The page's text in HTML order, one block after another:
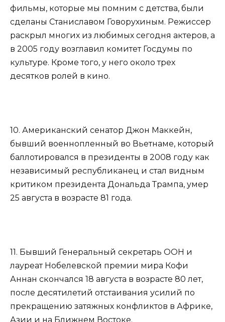
фильмы, которые мы помним с детства, были
сделаны Станиславом Говорухиным. Режиссер
раскрыл многих из любимых сегодня актеров, а
в 2005 году возглавил комитет Госдумы по
культуре. Кроме того, у него около трех
десятков ролей в кино.
10. Американский сенатор Джон Маккейн,
бывший военнопленный во Вьетнаме, который
баллотировался в президенты в 2008 году как
независимый республиканец и стал видным
критиком президента Дональда Трампа, умер
25 августа в возрасте 81 года.
11. Бывший Генеральный секретарь ООН и
лауреат Нобелевской премии мира Кофи
Аннан скончался 18 августа в возрасте 80 лет,
после десятилетий отстаивания усилий по
прекращению затяжных конфликтов в Африке,
Азии и на Ближнем Востоке.